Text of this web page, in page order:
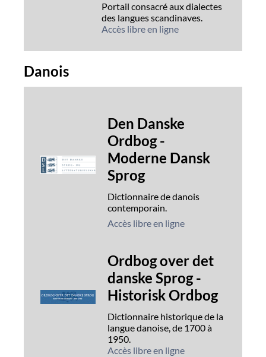
Portail consacré aux dialectes
des langues scandinaves.
Accès libre en ligne
Danois
Den Danske
Ordbog -
Moderne Dansk
Sprog
Dictionnaire de danois
contemporain.
Accès libre en ligne
Ordbog over det
danske Sprog -
Historisk Ordbog
Dictionnaire historique de la
langue danoise, de 1700 à
1950.
Accès libre en ligne